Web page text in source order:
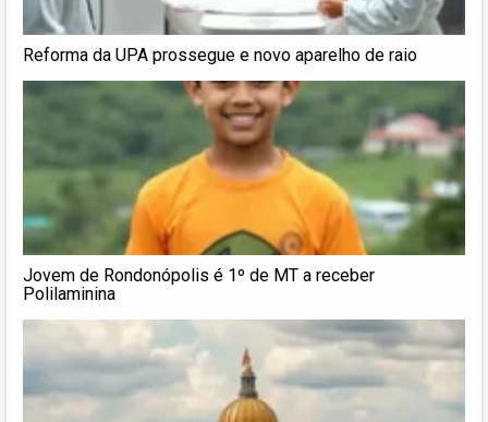
Reforma da UPA prossegue e novo aparelho de raio
Jovem de Rondonópolis é 1º de MT a receber
Polilaminina